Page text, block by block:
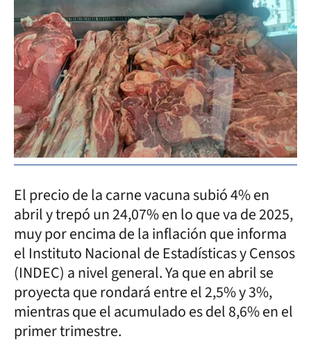
El precio de la carne vacuna subió 4% en
abril y trepó un 24,07% en lo que va de 2025,
muy por encima de la inflación que informa
el Instituto Nacional de Estadísticas y Censos
(INDEC) a nivel general. Ya que en abril se
proyecta que rondará entre el 2,5% y 3%,
mientras que el acumulado es del 8,6% en el
primer trimestre.